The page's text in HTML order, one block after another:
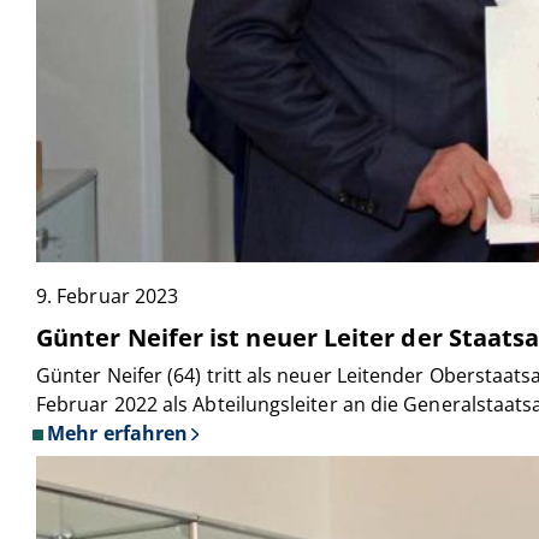
9. Februar 2023
Günter Neifer ist neuer Leiter der
Günter Neifer (64) tritt als neuer Leitender
Februar 2022 als Abteilungsleiter an die
Mehr erfahrenüber
Günter
ist